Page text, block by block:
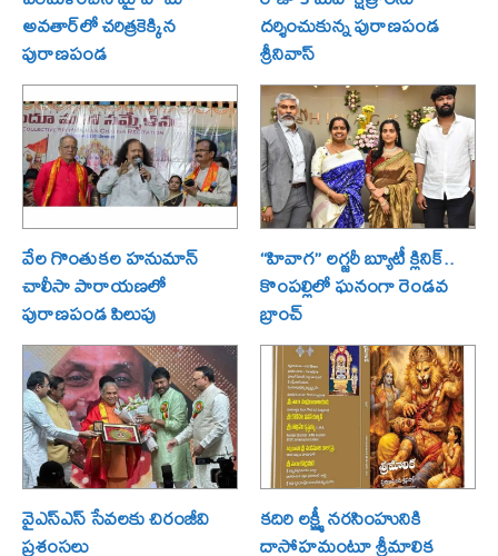
అవతార్‌లో చరిత్రకెక్కిన
పురాణపండ
దర్శించుకున్న పురాణపండ
శ్రీనివాస్
వేల గొంతుకల హనుమాన్
చాలీసా పారాయణలో
పురాణపండ పిలుపు
“హివాగ” లగ్జరీ బ్యూటీ క్లినిక్..
కొంపల్లిలో ఘనంగా రెండవ
బ్రాంచ్
వైఎస్ఎస్ సేవలకు చిరంజీవి
ప్రశంసలు
కదిరి లక్ష్మీ నరసింహునికి
దాసోహమంటూ శ్రీమాలిక